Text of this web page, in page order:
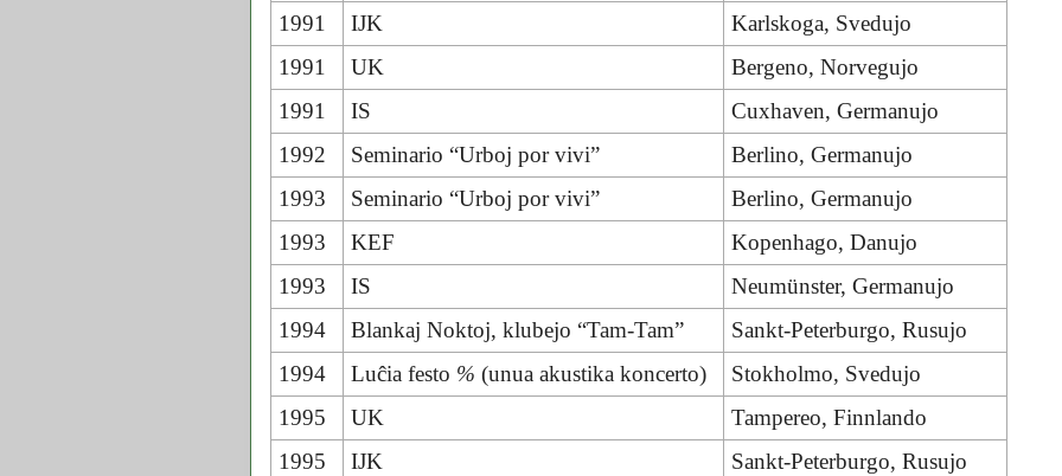
1991
IJK
Karlskoga, Svedujo
1991
UK
Bergeno, Norvegujo
1991
IS
Cuxhaven, Germanujo
1992
Seminario “Urboj por vivi”
Berlino, Germanujo
1993
Seminario “Urboj por vivi”
Berlino, Germanujo
1993
KEF
Kopenhago, Danujo
1993
IS
Neumünster, Germanujo
1994
Blankaj Noktoj, klubejo “Tam-Tam”
Sankt-Peterburgo, Rusujo
1994
Luĉia festo % (unua akustika koncerto)
Stokholmo, Svedujo
1995
UK
Tampereo, Finnlando
1995
IJK
Sankt-Peterburgo, Rusujo